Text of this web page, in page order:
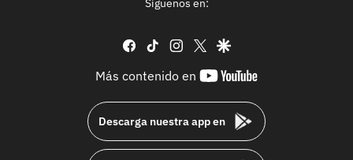
Síguenos en:
facebook
tiktok instagram
twittergoogle
Más contenido en
youtube-
Descarga nuestra app en